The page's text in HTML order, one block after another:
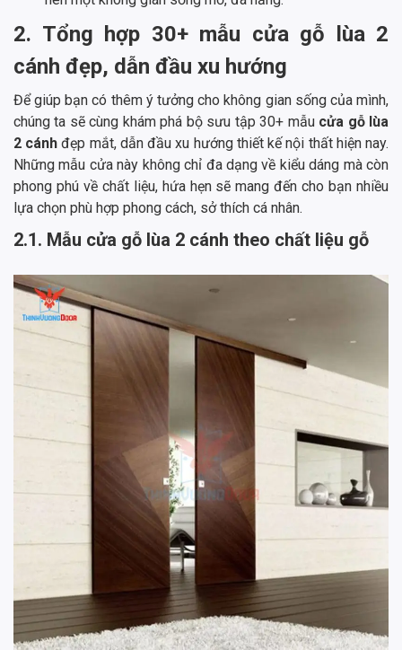
2. Tổng hợp 30+ mẫu cửa gỗ lùa 2
cánh đẹp, dẫn đầu xu hướng
Để giúp bạn có thêm ý tưởng cho không gian sống của mình,
chúng ta sẽ cùng khám phá bộ sưu tập 30+ mẫu cửa gỗ lùa
2 cánh đẹp mắt, dẫn đầu xu hướng thiết kế nội thất hiện nay.
Những mẫu cửa này không chỉ đa dạng về kiểu dáng mà còn
phong phú về chất liệu, hứa hẹn sẽ mang đến cho bạn nhiều
lựa chọn phù hợp phong cách, sở thích cá nhân.
2.1. Mẫu cửa gỗ lùa 2 cánh theo chất liệu gỗ